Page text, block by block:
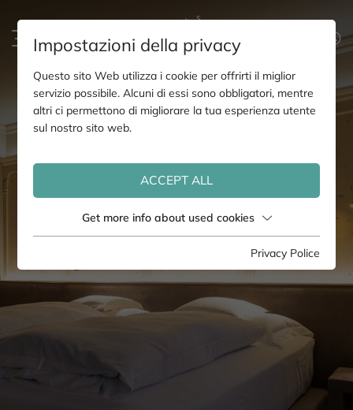
Impostazioni della privacy
Questo sito Web utilizza i cookie per offrirti il miglior
servizio possibile. Alcuni di essi sono obbligatori, mentre
altri ci permettono di migliorare la tua esperienza utente
sul nostro sito web.
ACCEPT ALL
Get more info about used cookies
Privacy Police